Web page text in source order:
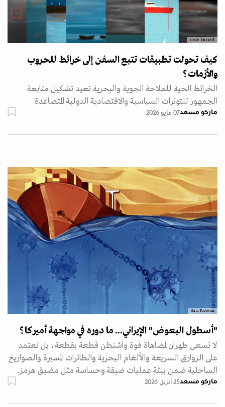
Grace Russell
كيف تحولت تطبيقات تتبع السفن إلى خرائط للحروب
والأزمات؟
الخرائط الحية للملاحة الجوية والبحرية تعيد تشكيل متابعة
الجمهور للتوترات السياسية والاقتصادية الدولية المتصاعدة
ماركو مسعد07 مايو 2026
Sara Padovan
"أسطول البعوض" الإيراني... ما دوره في مواجهة أميركا؟
لا تسعى طهران لمضاهاة قوة واشنطن قطعة بقطعة، بل تعتمد
على الزوارق السريعة والألغام البحرية والطائرات المسيرة والصواريخ
الساحلية ضمن بيئة عمليات ضيقة وحساسة مثل مضيق هرمز.
ماركو مسعد25 أبريل 2026